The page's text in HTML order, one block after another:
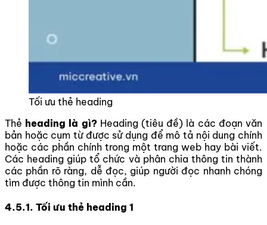
Tối ưu thẻ heading
Thẻ heading là gì? Heading (tiêu đề) là các đoạn văn
bản hoặc cụm từ được sử dụng để mô tả nội dung chính
hoặc các phần chính trong một trang web hay bài viết.
Các heading giúp tổ chức và phân chia thông tin thành
các phần rõ ràng, dễ đọc, giúp người đọc nhanh chóng
tìm được thông tin mình cần.
4.5.1. Tối ưu thẻ heading 1